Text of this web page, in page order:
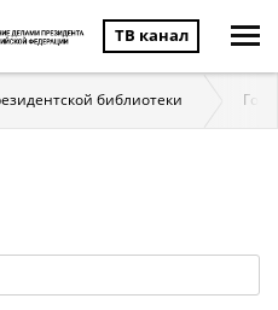
ТВ канал
библиотеки